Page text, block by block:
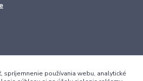
spríjemnenie používania webu, analytické